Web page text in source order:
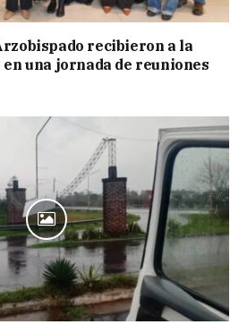
recibieron a la
una jornada de reuniones